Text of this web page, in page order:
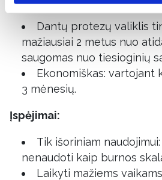
Dantų protezų valiklis
mažiausiai 2 metus nuo
saugomas nuo tiesioginių
Ekonomiškas: vartojant
3 mėnesių.
Įspėjimai:
Tik išoriniam
nenaudoti kaip burnos
Laikyti mažiems